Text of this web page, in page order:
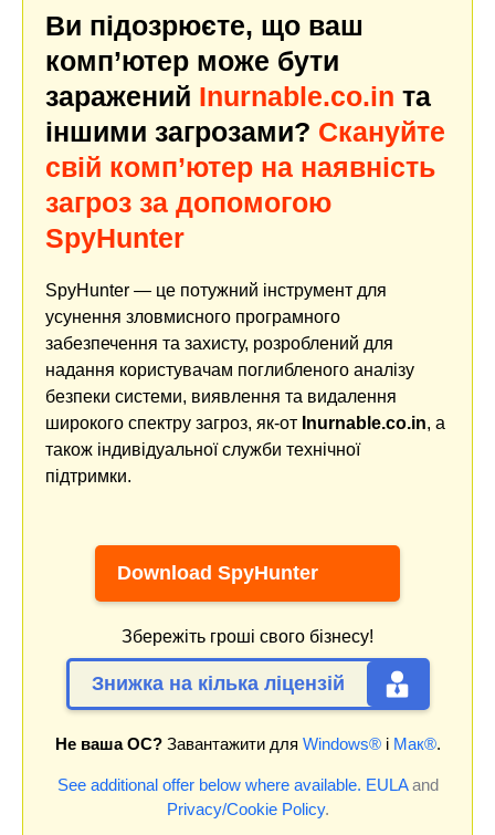
Ви підозрюєте, що ваш
комп’ютер може бути
заражений Inurnable.co.in та
іншими загрозами? Скануйте
свій комп’ютер на наявність
загроз за допомогою
SpyHunter
SpyHunter — це потужний інструмент для
усунення зловмисного програмного
забезпечення та захисту, розроблений для
надання користувачам поглибленого аналізу
безпеки системи, виявлення та видалення
широкого спектру загроз, як-от Inurnable.co.in, а
також індивідуальної служби технічної
підтримки.
Download SpyHunter
Збережіть гроші свого бізнесу!
Знижка на кілька ліцензій
Не ваша ОС?Завантажити для Windows®і Мак®.
See additional offer below where available. EULAand
Privacy/Cookie Policy.